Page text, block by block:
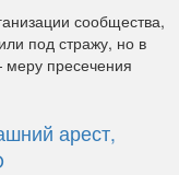
сообщества,
под стражу, но в
пресечения
арест,